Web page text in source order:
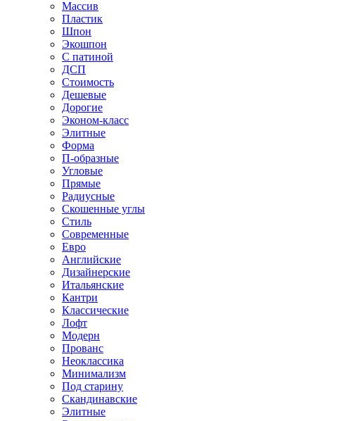
Массив
Пластик
Шпон
Экошпон
С патиной
ДСП
Стоимость
Дешевые
Дорогие
Эконом-класс
Элитные
Форма
П-образные
Угловые
Прямые
Радиусные
Скошенные углы
Стиль
Современные
Евро
Английские
Дизайнерские
Итальянские
Кантри
Классические
Лофт
Модерн
Прованс
Неоклассика
Минимализм
Под старину
Скандинавские
Элитные